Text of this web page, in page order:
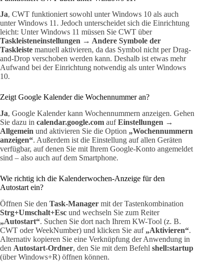
Ja, CWT funktioniert sowohl unter Windows 10 als auch
unter Windows 11. Jedoch unterscheidet sich die Einrichtung
leicht: Unter Windows 11 müssen Sie CWT über
Taskleisteneinstellungen → Andere Symbole der
Taskleiste manuell aktivieren, da das Symbol nicht per Drag-
and-Drop verschoben werden kann. Deshalb ist etwas mehr
Aufwand bei der Einrichtung notwendig als unter Windows
10.
Zeigt Google Kalender die Wochennummer an?
Ja, Google Kalender kann Wochennummern anzeigen. Gehen
Sie dazu in calendar.google.com aufEinstellungen →
Allgemein und aktivieren Sie die Option „Wochennummern
anzeigen“. Außerdem ist die Einstellung auf allen Geräten
verfügbar, auf denen Sie mit Ihrem Google-Konto angemeldet
sind – also auch auf dem Smartphone.
Wie richtig ich die Kalenderwochen-Anzeige für den
Autostart ein?
Öffnen Sie den Task-Manager mit der Tastenkombination
Strg+Umschalt+Esc und wechseln Sie zum Reiter
„Autostart“. Suchen Sie dort nach Ihrem KW-Tool (z. B.
CWT oder WeekNumber) und klicken Sie auf „Aktivieren“.
Alternativ kopieren Sie eine Verknüpfung der Anwendung in
den Autostart-Ordner, den Sie mit dem Befehl shell:startup
(über Windows+R) öffnen können.